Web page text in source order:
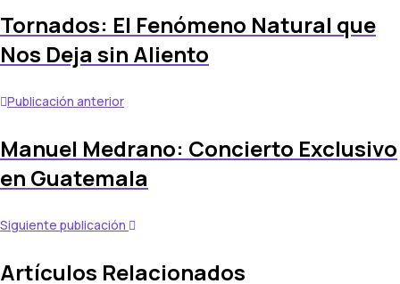
Tornados: El Fenómeno Natural que
Nos Deja sin Aliento
Publicación anterior
Manuel Medrano: Concierto Exclusivo
en Guatemala
Siguiente publicación
Artículos Relacionados